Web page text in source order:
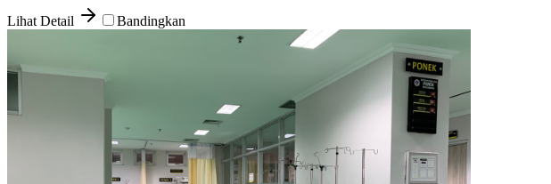
Lihat Detail Bandingkan